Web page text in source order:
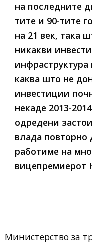
на последните
тите и 90-тите
на 21 век, така
никакви
инфраструктура
каква што не
инвестиции
некаде 2013-
одредени
влада
работиме на
вицепремиерот
Министерство за